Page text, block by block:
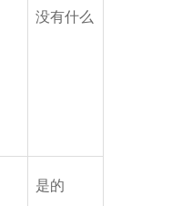
没有什么
是的